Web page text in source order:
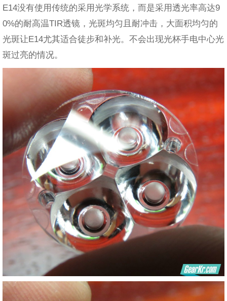
E14没有使用传统的采用光学系统，而是采用透光率高达9
0%的耐高温TIR透镜，光斑均匀且耐冲击，大面积均匀的
光斑让E14尤其适合徒步和补光。不会出现光杯手电中心光
斑过亮的情况。